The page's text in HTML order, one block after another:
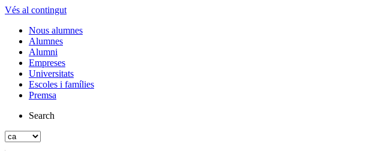
Vés al contingut
Nous alumnes
Alumnes
Alumni
Empreses
Universitats
Escoles i famílies
Premsa
Search